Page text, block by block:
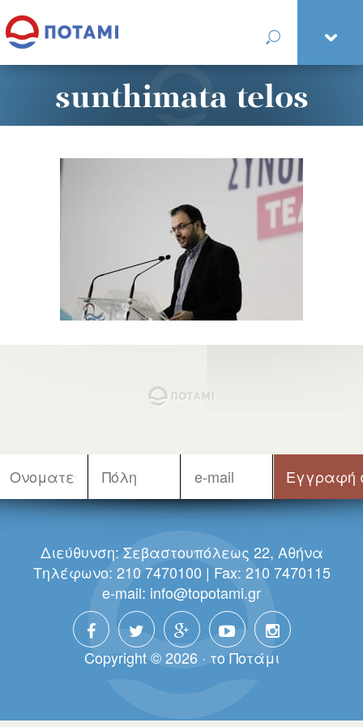
sunthimata telos
mesya
Διεύθυνση: Σεβαστουπόλεως 22, Αθήνα
Τηλέφωνο: 210 7470100 | Fax: 210 7470115
e-mail: info@topotami.gr
Copyright © 2026 · τo Πoτάμι